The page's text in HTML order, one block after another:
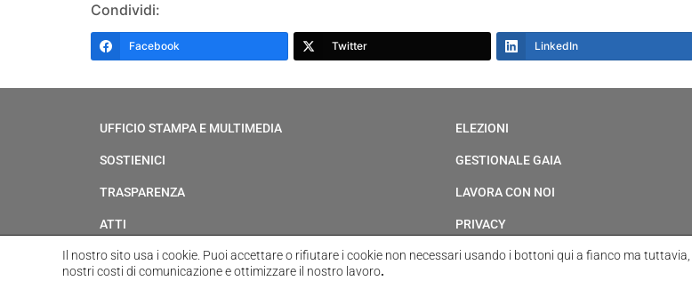
Condividi:
Facebook Twitter LinkedIn
UFFICIO STAMPA E MULTIMEDIA
SOSTIENICI
TRASPARENZA
ATTI
ELEZIONI
GESTIONALE GAIA
LAVORA CON NOI
PRIVACY
Il nostro sito usa i cookie. Puoi accettare o rifiutare i cookie non necessari usando i bottoni qui a fianco ma tuttavia,
nostri costi di comunicazione e ottimizzare il nostro lavoro.